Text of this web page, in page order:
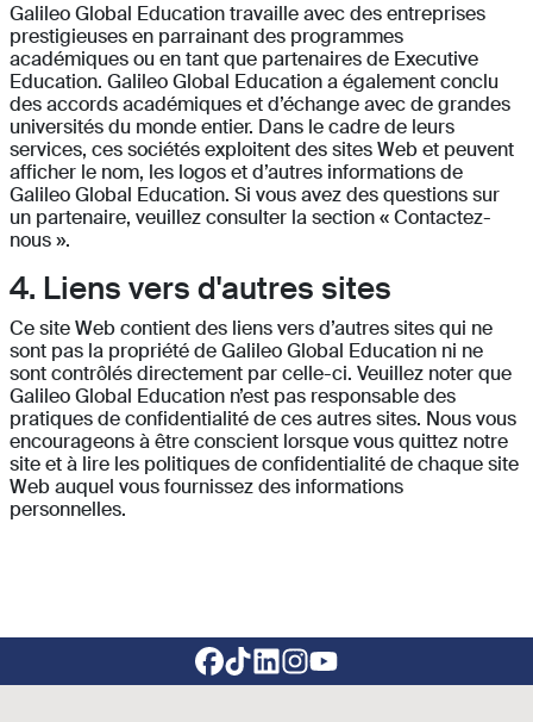
Galileo Global Education travaille avec des entreprises
prestigieuses en parrainant des programmes
académiques ou en tant que partenaires de Executive
Education. Galileo Global Education a également conclu
des accords académiques et d’échange avec de grandes
universités du monde entier. Dans le cadre de leurs
services, ces sociétés exploitent des sites Web et peuvent
afficher le nom, les logos et d’autres informations de
Galileo Global Education. Si vous avez des questions sur
un partenaire, veuillez consulter la section « Contactez-
nous ».
4. Liens vers d'autres sites
Ce site Web contient des liens vers d’autres sites qui ne
sont pas la propriété de Galileo Global Education ni ne
sont contrôlés directement par celle-ci. Veuillez noter que
Galileo Global Education n’est pas responsable des
pratiques de confidentialité de ces autres sites. Nous vous
encourageons à être conscient lorsque vous quittez notre
site et à lire les politiques de confidentialité de chaque site
Web auquel vous fournissez des informations
personnelles.
Footer social links